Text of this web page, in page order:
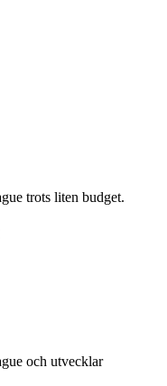
trots liten budget.
och utvecklar